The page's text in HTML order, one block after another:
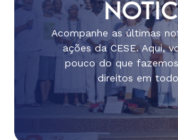
Acompanhe as últimas
ações da CESE. Aqui,
pouco do que
direitos em